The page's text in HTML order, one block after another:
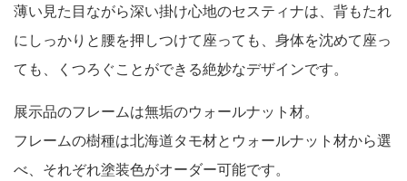
薄い見た目ながら深い掛け心地のセスティナは、背もたれ
にしっかりと腰を押しつけて座っても、身体を沈めて座っ
ても、くつろぐことができる絶妙なデザインです。
展示品のフレームは無垢のウォールナット材。
フレームの樹種は北海道タモ材とウォールナット材から選
べ、それぞれ塗装色がオーダー可能です。